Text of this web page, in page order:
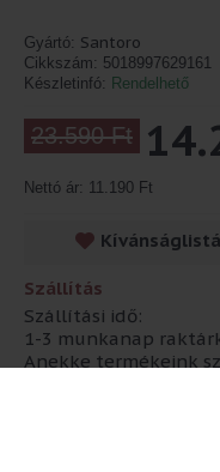
Gyártó: Santoro
Cikkszám: 5018997629161
Készletinfó: Rendelhető
23.590 Ft
Nettó ár: 11.190 Ft
Szállítás
Szállítási idő:
1-3 munkanap
Anekke termékeink